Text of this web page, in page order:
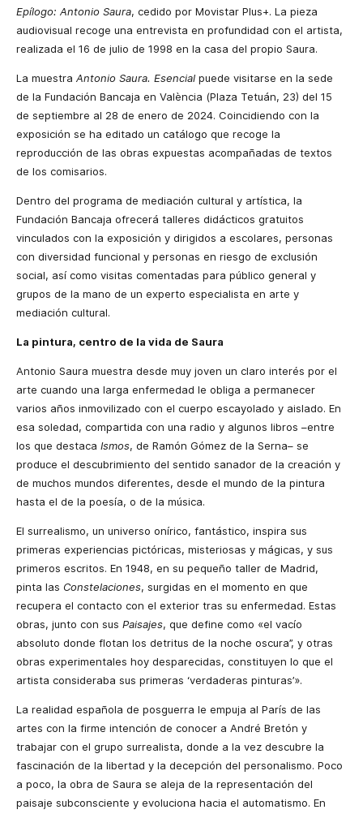
Epílogo: Antonio Saura, cedido por Movistar Plus+. La pieza
audiovisual recoge una entrevista en profundidad con el artista,
realizada el 16 de julio de 1998 en la casa del propio Saura.
La muestra Antonio Saura. Esencial puede visitarse en la sede
de la Fundación Bancaja en València (Plaza Tetuán, 23) del 15
de septiembre al 28 de enero de 2024. Coincidiendo con la
exposición se ha editado un catálogo que recoge la
reproducción de las obras expuestas acompañadas de textos
de los comisarios.
Dentro del programa de mediación cultural y artística, la
Fundación Bancaja ofrecerá talleres didácticos gratuitos
vinculados con la exposición y dirigidos a escolares, personas
con diversidad funcional y personas en riesgo de exclusión
social, así como visitas comentadas para público general y
grupos de la mano de un experto especialista en arte y
mediación cultural.
La pintura, centro de la vida de Saura
Antonio Saura muestra desde muy joven un claro interés por el
arte cuando una larga enfermedad le obliga a permanecer
varios años inmovilizado con el cuerpo escayolado y aislado. En
esa soledad, compartida con una radio y algunos libros –entre
los que destaca Ismos, de Ramón Gómez de la Serna– se
produce el descubrimiento del sentido sanador de la creación y
de muchos mundos diferentes, desde el mundo de la pintura
hasta el de la poesía, o de la música.
El surrealismo, un universo onírico, fantástico, inspira sus
primeras experiencias pictóricas, misteriosas y mágicas, y sus
primeros escritos. En 1948, en su pequeño taller de Madrid,
pinta las Constelaciones, surgidas en el momento en que
recupera el contacto con el exterior tras su enfermedad. Estas
obras, junto con sus Paisajes, que define como «el vacío
absoluto donde flotan los detritus de la noche oscura”, y otras
obras experimentales hoy desparecidas, constituyen lo que el
artista consideraba sus primeras ‘verdaderas pinturas’».
La realidad española de posguerra le empuja al París de las
artes con la firme intención de conocer a André Bretón y
trabajar con el grupo surrealista, donde a la vez descubre la
fascinación de la libertad y la decepción del personalismo. Poco
a poco, la obra de Saura se aleja de la representación del
paisaje subconsciente y evoluciona hacia el automatismo. En